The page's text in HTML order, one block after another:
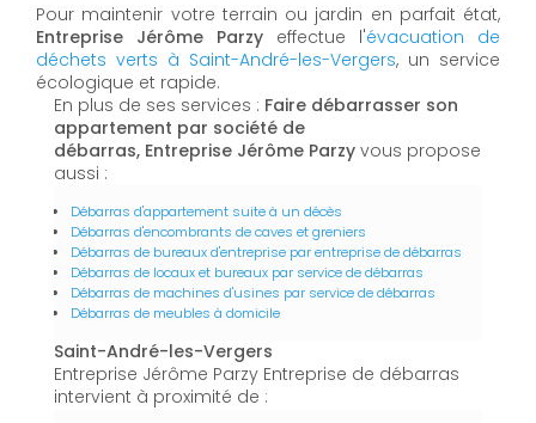
Pour maintenir votre terrain ou jardin en parfait état,
Entreprise Jérôme Parzy effectue l'évacuation de
déchets verts à Saint-André-les-Vergers, un service
écologique et rapide.
En plus de ses services : Faire débarrasser son
appartement par société de
débarras, Entreprise Jérôme Parzy vous propose
aussi :
Débarras d'appartement suite à un décès
Débarras d'encombrants de caves et greniers
Débarras de bureaux d'entreprise par entreprise de débarras
Débarras de locaux et bureaux par service de débarras
Débarras de machines d'usines par service de débarras
Débarras de meubles à domicile
Saint-André-les-Vergers
Entreprise Jérôme Parzy Entreprise de débarras
intervient à proximité de :